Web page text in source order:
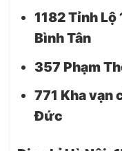
1182 Tỉnh Lộ
Bình Tân
357 Phạm
771 Kha vạn
Đức